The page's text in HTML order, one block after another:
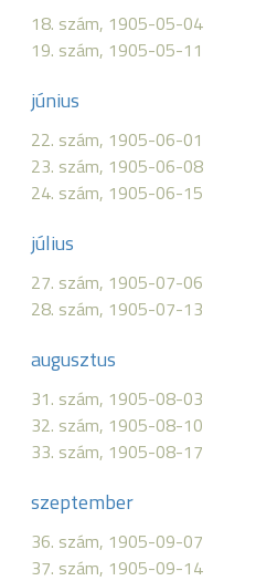
18. szám, 1905-05-04
19. szám, 1905-05-11
június
22. szám, 1905-06-01
23. szám, 1905-06-08
24. szám, 1905-06-15
július
27. szám, 1905-07-06
28. szám, 1905-07-13
augusztus
31. szám, 1905-08-03
32. szám, 1905-08-10
33. szám, 1905-08-17
szeptember
36. szám, 1905-09-07
37. szám, 1905-09-14